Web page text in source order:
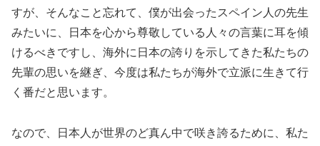
すが、そんなこと忘れて、僕が出会ったスペイン人の先生
みたいに、日本を心から尊敬している人々の言葉に耳を傾
けるべきですし、海外に日本の誇りを示してきた私たちの
先輩の思いを継ぎ、今度は私たちが海外で立派に生きて行
く番だと思います。
なので、日本人が世界のど真ん中で咲き誇るために、私た